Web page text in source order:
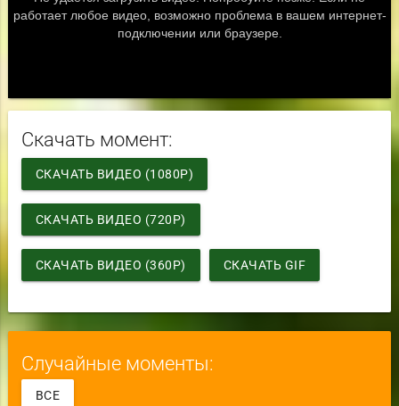
Скачать момент:
СКАЧАТЬ ВИДЕО (1080P)
СКАЧАТЬ ВИДЕО (720P)
СКАЧАТЬ ВИДЕО (360P) СКАЧАТЬ GIF
Случайные моменты:
ВСЕ